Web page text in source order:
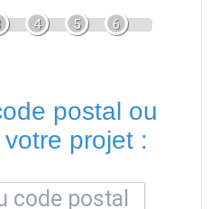
4 5 6
postal ou
projet :